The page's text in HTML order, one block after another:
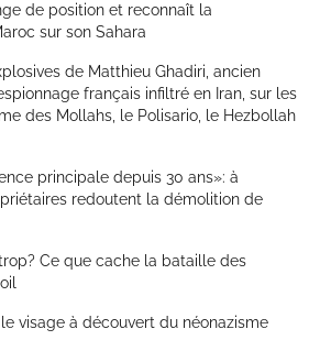
de position et reconnaît la
sur son Sahara
de Matthieu Ghadiri, ancien
français infiltré en Iran, sur les
des Mollahs, le Polisario, le Hezbollah
principale depuis 30 ans»: à
redoutent la démolition de
Ce que cache la bataille des
visage à découvert du néonazisme